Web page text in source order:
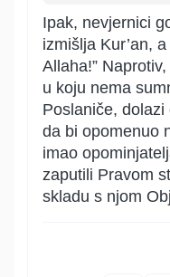
Ipak, nevjernici
izmišlja Kur’an,
Allaha!”
u koju nema
Poslaniče,
da bi opomenuo
imao
zaputili Pravom
skladu s njom